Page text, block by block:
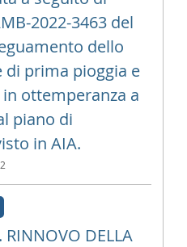
2022-3463 del
dello
di prima pioggia e
ottemperanza a
piano di
in AIA.
DELLA